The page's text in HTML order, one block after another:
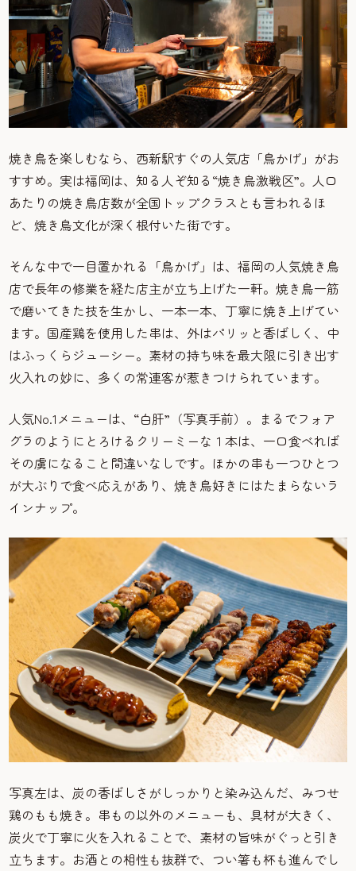
焼き鳥を楽しむなら、西新駅すぐの人気店「鳥かげ」がお
すすめ。実は福岡は、知る人ぞ知る“焼き鳥激戦区”。人口
あたりの焼き鳥店数が全国トップクラスとも言われるほ
ど、焼き鳥文化が深く根付いた街です。
そんな中で一目置かれる「鳥かげ」は、福岡の人気焼き鳥
店で長年の修業を経た店主が立ち上げた一軒。焼き鳥一筋
で磨いてきた技を生かし、一本一本、丁寧に焼き上げてい
ます。国産鶏を使用した串は、外はパリッと香ばしく、中
はふっくらジューシー。素材の持ち味を最大限に引き出す
火入れの妙に、多くの常連客が惹きつけられています。
人気No.1メニューは、“白肝”（写真手前）。まるでフォア
グラのようにとろけるクリーミーな１本は、一口食べれば
その虜になること間違いなしです。ほかの串も一つひとつ
が大ぶりで食べ応えがあり、焼き鳥好きにはたまらないラ
インナップ。
写真左は、炭の香ばしさがしっかりと染み込んだ、みつせ
鶏のもも焼き。串もの以外のメニューも、具材が大きく、
炭火で丁寧に火を入れることで、素材の旨味がぐっと引き
立ちます。お酒との相性も抜群で、つい箸も杯も進んでし